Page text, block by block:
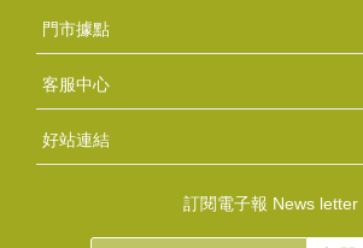
愛心馬芬杯矽膠模-單款單穴
公司簡介
品牌故事
最新消息
隱私權聲明
版權聲明
門市據點
總部
北區
中區
南區
東區
海外
客服中心
會員等級
購物流程
訂單查詢
常見問題
海外訂購流程
連絡我們
下載專區
紅利點數
好站連結
訂閱電子報 News letter